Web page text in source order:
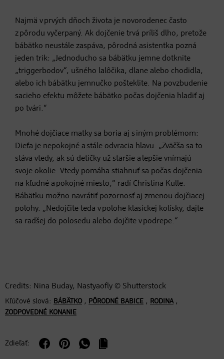
Najmä v prvých dňoch života je novorodenec často
z pôrodu vyčerpaný. Ak dojčenie trvá príliš dlho, pretože
bábätko neustále zaspáva, pôrodná asistentka pozná
jeden trik: „Jednoducho sa bábätku jemne dotknite
„triggerbodov“, ušného lalôčika, dlane alebo chodidla,
alebo ich bábätku jemnučko pošteklite. Na povzbudenie
sacieho efektu môžete bábätko počas dojčenia hladiť aj
po tvári.“
Mnohé dojčiace matky sa boria aj s iným problémom:
Dieťa je nepokojné a stále odvracia hlavu. „Zväčša sa to
stáva vtedy, ak sú detičky už staršie a lepšie vnímajú
svoje okolie. Vtedy pomáha stiahnuť sa počas dojčenia
na kľudné a pokojné miesto,“ radí Christina Kulle.
Bábätku možno navrátiť pozornosť aj zmenou dojčiacej
polohy. „Nedojčite teda v polohe klasickej kolísky, dajte
sa radšej do polosedu alebo dojčite v podrepe.“
Credits: Nina Buday, Nastyaofly © Shutterstock
Kľúčové slová: BÁBÄTKO , PÔRODNÉ BABICE , RODINA,
ZODPOVEDNÉ KONANIE
Zdieľať: